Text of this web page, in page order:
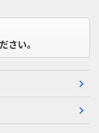
さい。